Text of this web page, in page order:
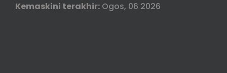
Kemaskini terakhir: Ogos, 06 2026